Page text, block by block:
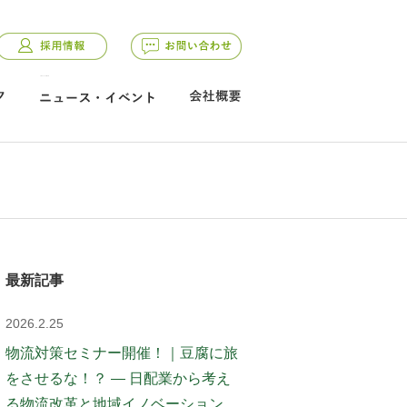
最新記事
2026.2.25
物流対策セミナー開催！｜豆腐に旅
をさせるな！？ ― 日配業から考え
る物流改革と地域イノベーション